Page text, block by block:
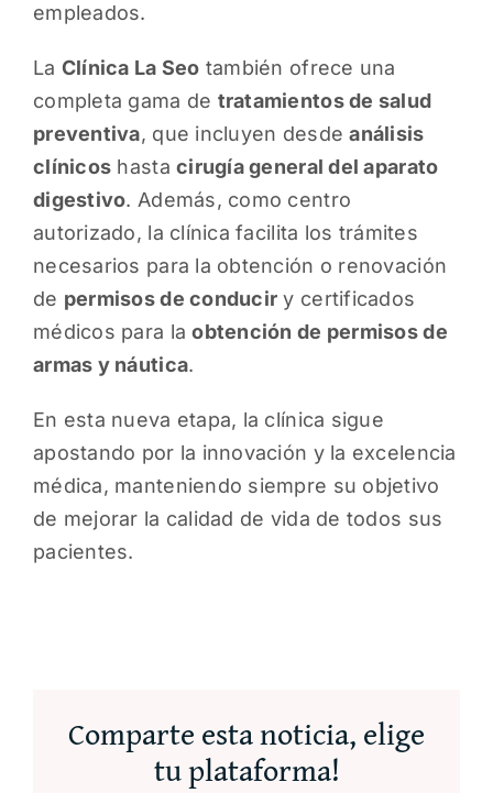
empleados.
La Clínica La Seo también ofrece una
completa gama de tratamientos de salud
preventiva, que incluyen desdeanálisis
clínicos hastacirugía general del aparato
digestivo. Además, como centro
autorizado, la clínica facilita los trámites
necesarios para la obtención o renovación
de permisos de conducir y certificados
médicos para laobtención de permisos de
armas y náutica.
En esta nueva etapa, la clínica sigue
apostando por la innovación y la excelencia
médica, manteniendo siempre su objetivo
de mejorar la calidad de vida de todos sus
pacientes.
Comparte esta noticia, elige
tu plataforma!